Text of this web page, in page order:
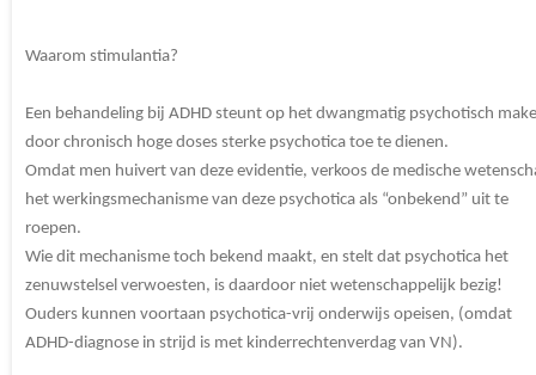
Waarom stimulantia?
Een behandeling bij ADHD steunt op het dwangmatig psychotisch
door chronisch hoge doses sterke psychotica toe te dienen.
Omdat men huivert van deze evidentie, verkoos de medische
het werkingsmechanisme van deze psychotica als “onbekend” uit te
roepen.
Wie dit mechanisme toch bekend maakt, en stelt dat psychotica het
zenuwstelsel verwoesten, is daardoor niet wetenschappelijk bezig!
Ouders kunnen voortaan psychotica-vrij onderwijs opeisen, (omdat
ADHD-diagnose in strijd is met kinderrechtenverdag van VN).